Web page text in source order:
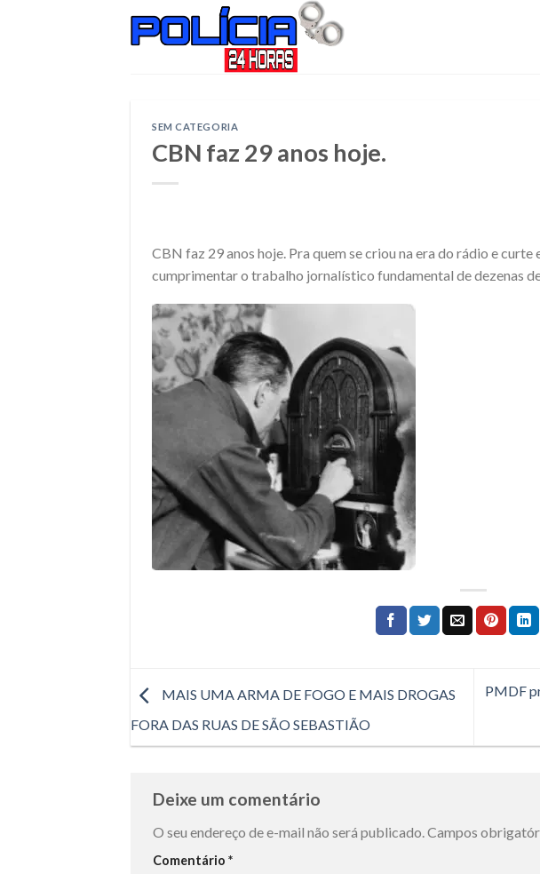
SEM CATEGORIA
CBN faz 29 anos hoje.
CBN faz 29 anos hoje. Pra quem se criou na era do rádio e
cumprimentar o trabalho jornalístico fundamental de dezenas
MAIS UMA ARMA DE FOGO E MAIS DROGAS
FORA DAS RUAS DE SÃO SEBASTIÃO
PMDF
Deixe um comentário
O seu endereço de e-mail não será publicado.Campos
Comentário *